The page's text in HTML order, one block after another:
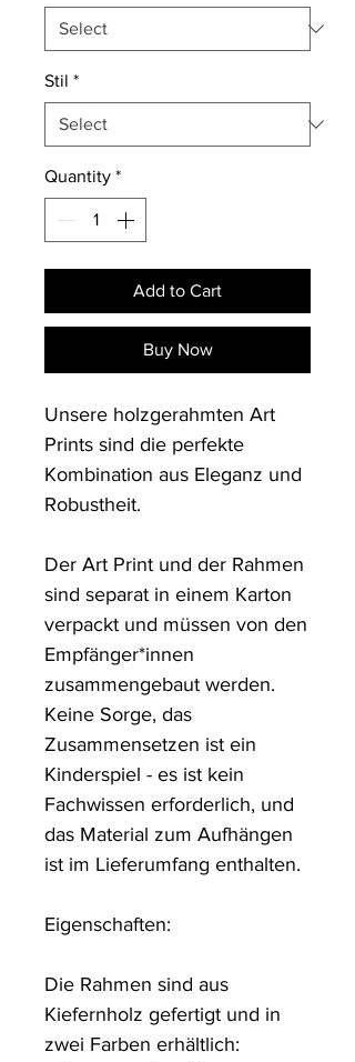
Stil *
Quantity *
Add to Cart
Buy Now
Unsere holzgerahmten Art
Prints sind die perfekte
Kombination aus Eleganz und
Robustheit.
Der Art Print und der Rahmen
sind separat in einem Karton
verpackt und müssen von den
Empfänger*innen
zusammengebaut werden.
Keine Sorge, das
Zusammensetzen ist ein
Kinderspiel - es ist kein
Fachwissen erforderlich, und
das Material zum Aufhängen
ist im Lieferumfang enthalten.
Eigenschaften:
Die Rahmen sind aus
Kiefernholz gefertigt und in
zwei Farben erhältlich: